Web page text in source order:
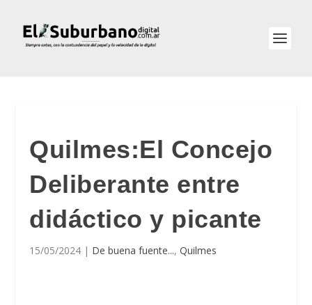
Quilmes:El Concejo
Deliberante entre
didáctico y picante
15/05/2024 | De buena fuente...,Quilmes